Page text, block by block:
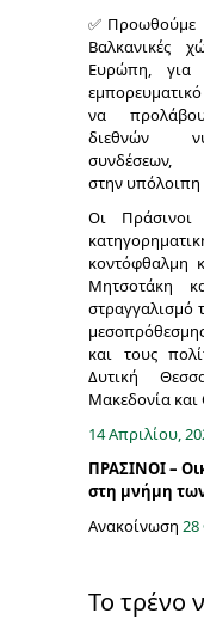
✅Προωθούμε
Βαλκανικές
Ευρώπη, για
να
διεθνών
στην
Οι Πράσινοι
κοντόφθαλμη
Μητσοτάκη
στραγγαλισμό
και τους
Δυτική
Μακεδονία
14 Απριλίου,
ΠΡΑΣΙΝΟΙ –
στη μνήμη
Ανακοίνωση 28
Το τρένο